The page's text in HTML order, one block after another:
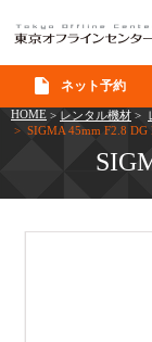
ネット予約
HOME > レンタル機材 >
> SIGMA 45mm F2.8 DG